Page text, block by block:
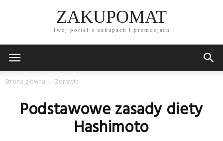
ZAKUPOMAT
Twój portal o zakupach i promocjach
Strona główna Zdrowie
Podstawowe zasady diety
Hashimoto